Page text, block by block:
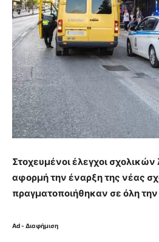
Στοχευμένοι έλεγχοι
αφορμή την έναρξη της νέας
πραγματοποιήθηκαν σε όλη
Ad - Διαφήμιση